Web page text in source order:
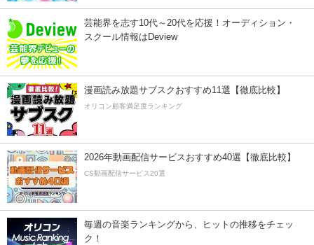
芸能界を志す10代～20代を応援！オーディション・
スクール情報はDeview
漫画読み放題サブスクおすすめ11選【徹底比較】
オリコン顧客満足度ランキング
2026年動画配信サービスおすすめ40選【徹底比較】
CS動画配信サービス20選
毎週の音楽ランキングから、ヒットの推移をチェッ
ク！